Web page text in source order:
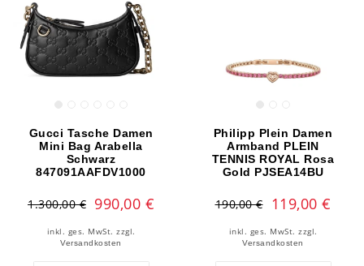
Gucci Tasche Damen
Mini Bag Arabella
Schwarz
847091AAFDV1000
1.300,00 € 990,00 €
inkl. ges. MwSt. zzgl.
Versandkosten
Philipp Plein Damen
Armband PLEIN
TENNIS ROYAL Rosa
Gold PJSEA14BU
190,00 € 119,00 €
inkl. ges. MwSt. zzgl.
Versandkosten